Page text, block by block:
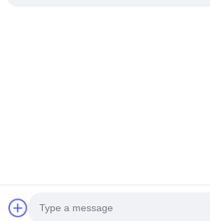
Fabriek.Copyright © 2026